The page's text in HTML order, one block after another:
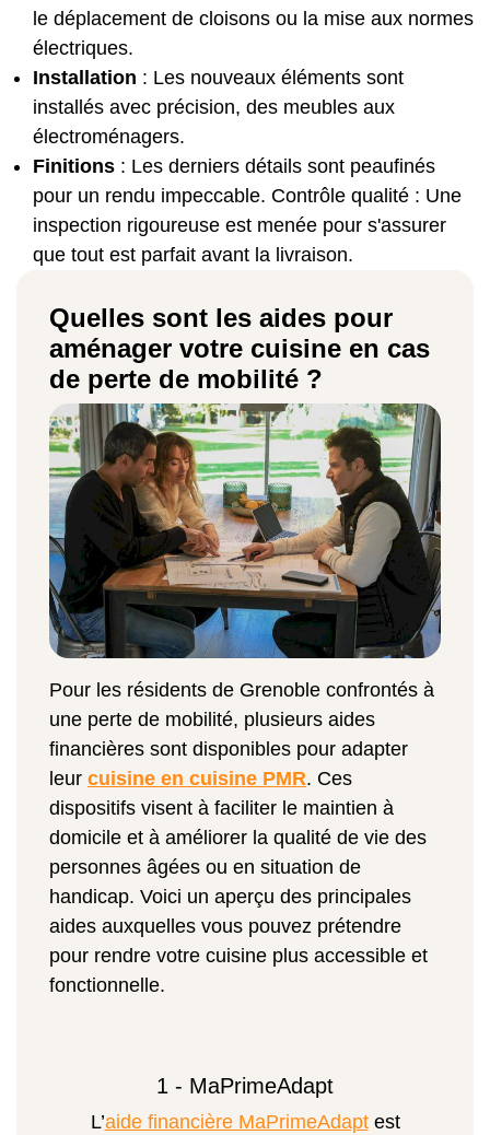
le déplacement de cloisons ou la mise aux normes
électriques.
Installation : Les nouveaux éléments sont
installés avec précision, des meubles aux
électroménagers.
Finitions : Les derniers détails sont peaufinés
pour un rendu impeccable. Contrôle qualité : Une
inspection rigoureuse est menée pour s'assurer
que tout est parfait avant la livraison.
Quelles sont les aides pour
aménager votre cuisine en cas
de perte de mobilité ?
Pour les résidents de Grenoble confrontés à
une perte de mobilité, plusieurs aides
financières sont disponibles pour adapter
leur cuisine en cuisine PMR. Ces
dispositifs visent à faciliter le maintien à
domicile et à améliorer la qualité de vie des
personnes âgées ou en situation de
handicap. Voici un aperçu des principales
aides auxquelles vous pouvez prétendre
pour rendre votre cuisine plus accessible et
fonctionnelle.
1 - MaPrimeAdapt
L’aide financière MaPrimeAdaptest